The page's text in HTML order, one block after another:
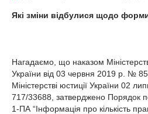
Які зміни відбулися щодо
Нагадаємо, що наказом
України від 03 червня 2019 р. №
Міністерстві юстиції України 02
717/33688, затверджено Порядок
1-ПА “Інформація про кількість